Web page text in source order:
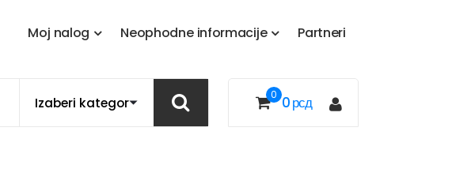
Moj nalog Neophodne informacije Partneri
0 0рсд